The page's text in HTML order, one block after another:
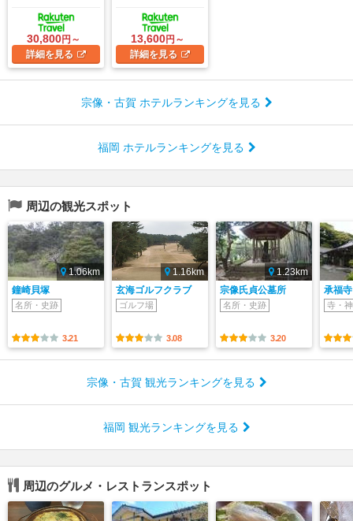
30,800円～
詳細を見る
13,600円～
詳細を見る
宗像・古賀 ホテルランキングを見る
福岡 ホテルランキングを見る
周辺の観光スポット
1.06km
鐘崎貝塚
名所・史跡
3.21
1.16km
玄海ゴルフクラブ
ゴルフ場
3.08
1.23km
宗像氏貞公墓所
名所・史跡
3.20
承福寺
寺・
宗像・古賀 観光ランキングを見る
福岡 観光ランキングを見る
周辺のグルメ・レストランスポット